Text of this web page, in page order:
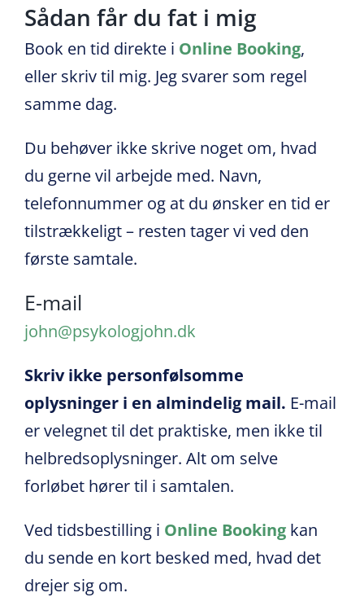
BOOK TID
Sådan får du fat i mig
Book en tid direkte i Online Booking,
eller skriv til mig. Jeg svarer som regel
samme dag.
Du behøver ikke skrive noget om, hvad
du gerne vil arbejde med. Navn,
telefonnummer og at du ønsker en tid er
tilstrækkeligt – resten tager vi ved den
første samtale.
E-mail
john@psykologjohn.dk
Skriv ikke personfølsomme
oplysninger i en almindelig mail. E-mail
er velegnet til det praktiske, men ikke til
helbredsoplysninger. Alt om selve
forløbet hører til i samtalen.
Ved tidsbestilling i Online Booking kan
du sende en kort besked med, hvad det
drejer sig om.